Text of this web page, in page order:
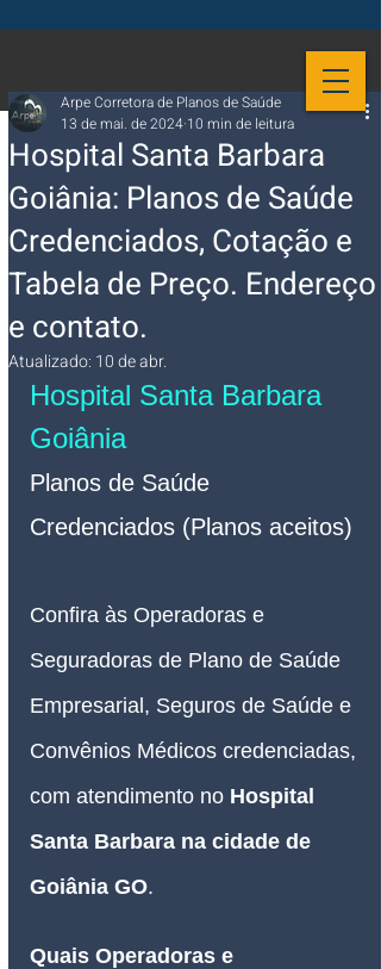
Hospital Santa Barbara
Goiânia: Planos de Saúde
Credenciados, Cotação e
Tabela de Preço. Endereço
e contato.
Arpe Corretora de Planos de Saúde
13 de mai. de 2024 10 min de leitura
Atualizado: 10 de abr.
Hospital Santa Barbara
Goiânia
Planos de Saúde
Credenciados (Planos aceitos)
Confira às Operadoras e
Seguradoras de Plano de Saúde
Empresarial, Seguros de Saúde e
Convênios Médicos credenciadas,
com atendimento no Hospital
Santa Barbara na cidade de
Goiânia GO.
Quais Operadoras e